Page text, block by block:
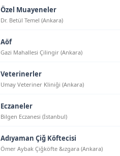
Özel Muayeneler
Dr. Betül Temel (Ankara)
Aöf
Gazi Mahallesi Çilingir (Ankara)
Veterinerler
Umay Veteriner Kliniği (Ankara)
Eczaneler
Bilgen Eczanesi (İstanbul)
Adıyaman Çiğ Köftecisi
Ömer Aybak Çiğköfte &ızgara (Ankara)